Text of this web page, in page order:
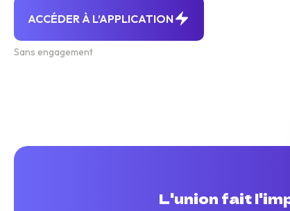
ACCÉDER À L’APPLICATION
Sans engagement
L'union fait